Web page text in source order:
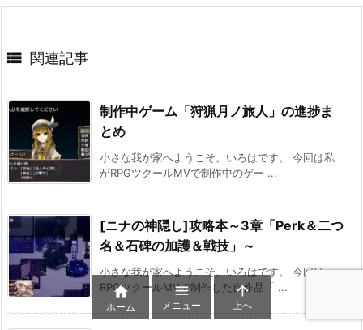
 関連記事
制作中ゲーム「狩猟月ノ旅人」の進捗ま
とめ
小さな我が家へようこそ。いろはです。 今回は私
がRPGツクールMVで制作中のゲー ...
[ニナの神隠し]攻略本～3章「Perk＆二つ
名＆石碑の加護＆戦技」～
小さな我が家へようこそ。いろはです。 今回は
RPGツクールMVで制作した自作品「 ...

ホーム

メニュー

上へ